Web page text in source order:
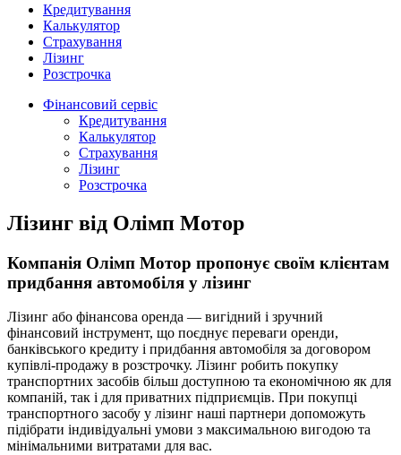
Кредитування
Калькулятор
Страхування
Лізинг
Розстрочка
Фінансовий сервіс
Кредитування
Калькулятор
Страхування
Лізинг
Розстрочка
Лізинг від Олімп Мотор
Компанія Олімп Мотор пропонує своїм клієнтам
придбання автомобіля у лізинг
Лізинг або фінансова оренда — вигідний і зручний
фінансовий інструмент, що поєднує переваги оренди,
банківського кредиту і придбання автомобіля за договором
купівлі-продажу в розстрочку. Лізинг робить покупку
транспортних засобів більш доступною та економічною як для
компаній, так і для приватних підприємців. При покупці
транспортного засобу у лізинг наші партнери допоможуть
підібрати індивідуальні умови з максимальною вигодою та
мінімальними витратами для вас.